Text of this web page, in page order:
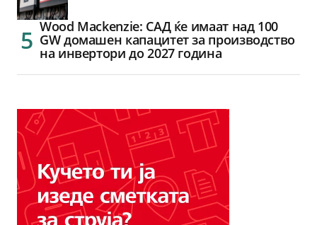
Wood Mackenzie: САД ќе имаат над 100
GW домашен капацитет за производство
на инвертори до 2027 година